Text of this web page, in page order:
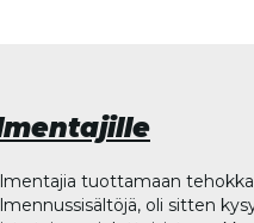
tuottamaan
oli sitten